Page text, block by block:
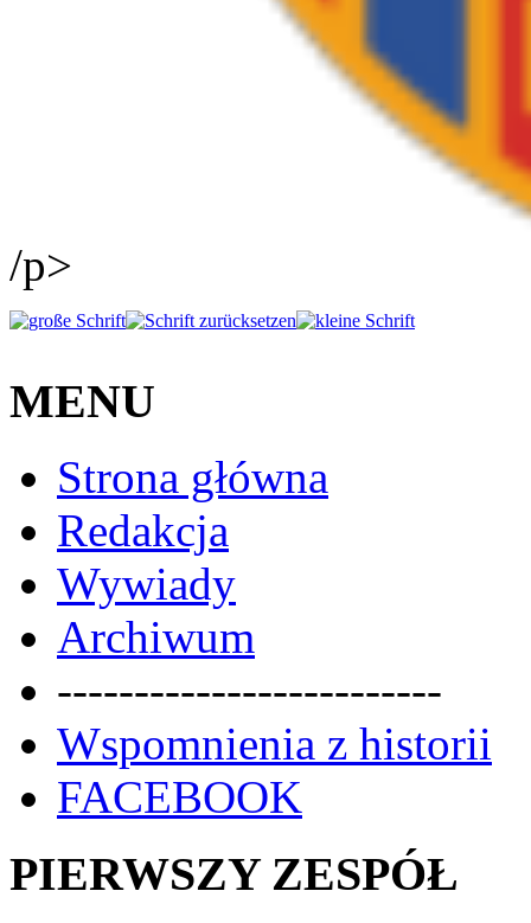
/p>
MENU
Strona główna
Redakcja
Wywiady
Archiwum
-------------------------
Wspomnienia z historii
FACEBOOK
PIERWSZY ZESPÓŁ